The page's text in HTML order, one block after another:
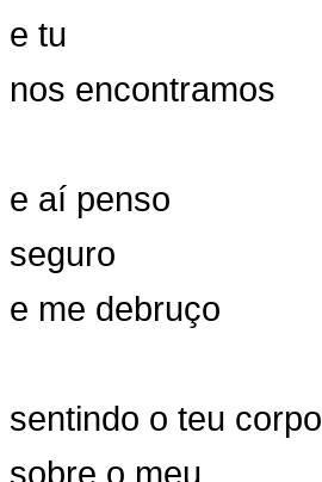
e tu
nos encontramos
e aí penso
seguro
e me debruço
sentindo o teu corpo
sobre o meu